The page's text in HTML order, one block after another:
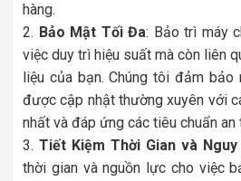
hàng.
Bảo Mật Tối Đa: Bảo trì máy
việc duy trì hiệu suất mà còn liên
liệu của bạn. Chúng tôi đảm bảo
được cập nhật thường xuyên với
nhất và đáp ứng các tiêu chuẩn an
Tiết Kiệm Thời Gian và Nguy
thời gian và nguồn lực cho việc